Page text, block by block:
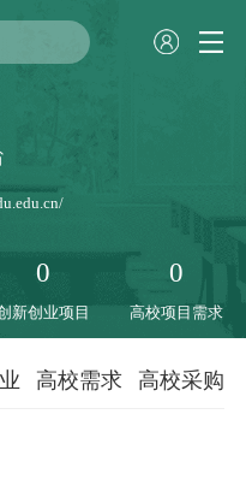
0
新创业项目
0
高校项目需求
高校需求 高校采购